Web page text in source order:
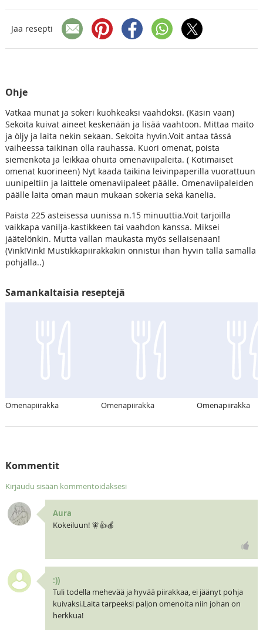
Jaa resepti
Ohje
Vatkaa munat ja sokeri kuohkeaksi vaahdoksi. (Käsin vaan)
Sekoita kuivat aineet keskenään ja lisää vaahtoon. Mittaa maito
ja öljy ja laita nekin sekaan. Sekoita hyvin.Voit antaa tässä
vaiheessa taikinan olla rauhassa. Kuori omenat, poista
siemenkota ja leikkaa ohuita omenaviipaleita. ( Kotimaiset
omenat kuorineen) Nyt kaada taikina leivinpaperilla vuorattuun
uunipeltiin ja laittele omenaviipaleet päälle. Omenaviipaleiden
päälle laita oman maun mukaan sokeria sekä kanelia.
Paista 225 asteisessa uunissa n.15 minuuttia.Voit tarjoilla
vaikkapa vanilja-kastikkeen tai vaahdon kanssa. Miksei
jäätelönkin. Mutta vallan maukasta myös sellaisenaan!
(Vink!Vink! Mustikkapiirakkakin onnistui ihan hyvin tällä samalla
pohjalla..)
Samankaltaisia reseptejä
Omenapiirakka Omenapiirakka Omenapiirakka
Kommentit
Kirjaudu sisään kommentoidaksesi
Aura
Kokeiluun! 🧚👍🍎
:))
Tuli todella mehevää ja hyvää piirakkaa, ei jäänyt pohja
kuivaksi.Laita tarpeeksi paljon omenoita niin johan on
herkkua!